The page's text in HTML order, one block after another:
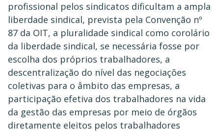
profissional pelos sindicatos dificultam a ampla
liberdade sindical, prevista pela Convenção nº
87 da OIT, a pluralidade sindical como corolário
da liberdade sindical, se necessária fosse por
escolha dos próprios trabalhadores, a
descentralização do nível das negociações
coletivas para o âmbito das empresas, a
participação efetiva dos trabalhadores na vida
da gestão das empresas por meio de órgãos
diretamente eleitos pelos trabalhadores